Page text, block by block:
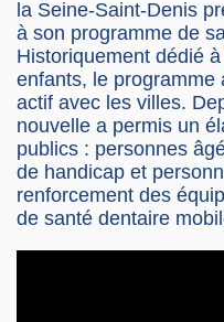
la Seine-Saint-Denis
à son programme de
Historiquement dédié
enfants, le programme
actif avec les villes.
nouvelle a permis un
publics : personnes
de handicap et
renforcement des
de santé dentaire